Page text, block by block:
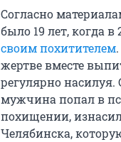
Согласно
было 19 лет, когда в
своим похитителем
жертве вместе
регулярно насилуя.
мужчина попал в
похищении,
Челябинска,